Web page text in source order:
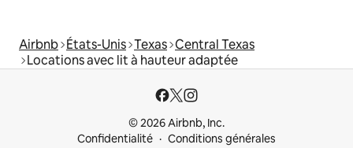
Airbnb États-Unis Texas Central Texas
Locations avec lit à hauteur adaptée
© 2026 Airbnb, Inc.
Confidentialité
Conditions générales